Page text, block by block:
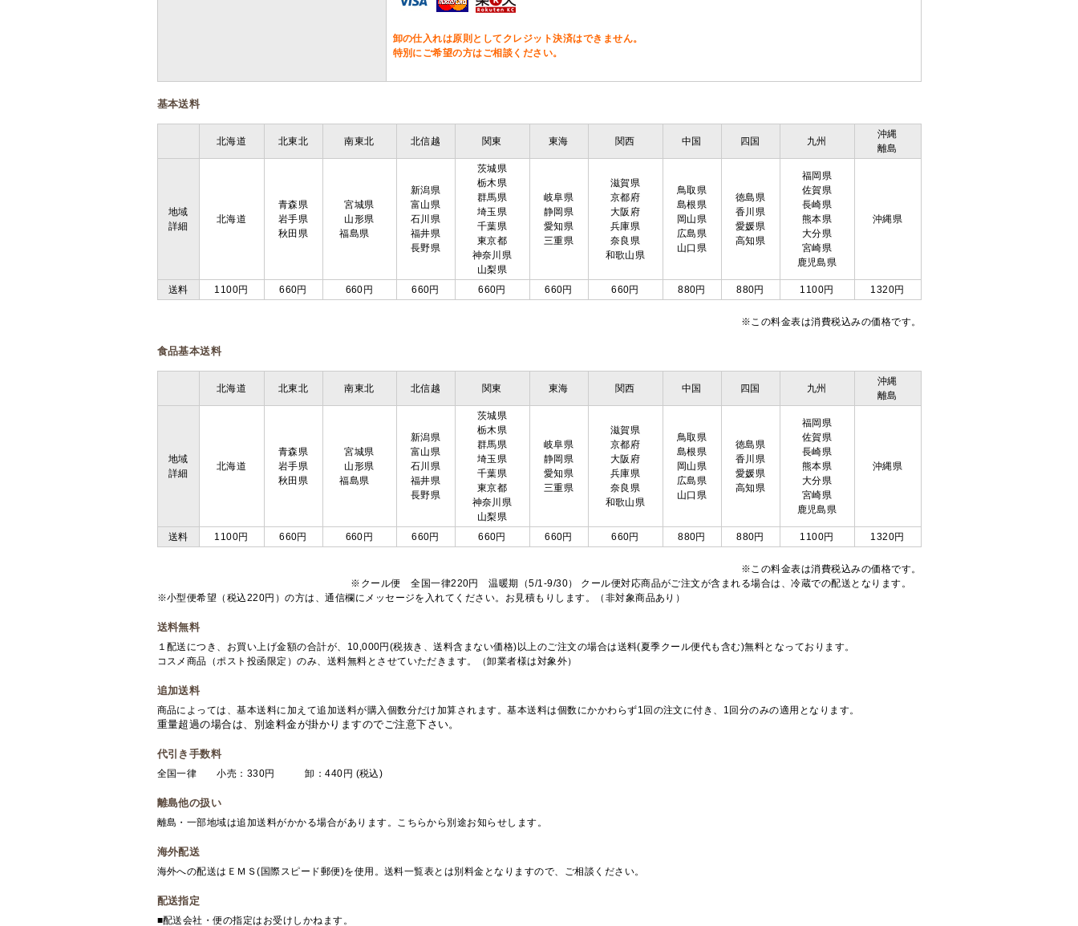
卸の仕入れは原則としてクレジット決済はできません。
特別にご希望の方はご相談ください。
基本送料
北海道 北東北 南東北 北信越 関東 東海 関西 中国 四国 九州
沖縄
離島
地域
詳細
北海道
青森県
岩手県
秋田県
宮城県
山形県
福島県
新潟県
富山県
石川県
福井県
長野県
茨城県
栃木県
群馬県
埼玉県
千葉県
東京都
神奈川県
山梨県
岐阜県
静岡県
愛知県
三重県
滋賀県
京都府
大阪府
兵庫県
奈良県
和歌山県
鳥取県
島根県
岡山県
広島県
山口県
徳島県
香川県
愛媛県
高知県
福岡県
佐賀県
長崎県
熊本県
大分県
宮崎県
鹿児島県
沖縄県
送料 1100円 660円 660円 660円 660円 660円 660円 880円 880円 1100円 1320円
※この料金表は消費税込みの価格です。
食品基本送料
北海道 北東北 南東北 北信越 関東 東海 関西 中国 四国 九州
沖縄
離島
地域
詳細
北海道
青森県
岩手県
秋田県
宮城県
山形県
福島県
新潟県
富山県
石川県
福井県
長野県
茨城県
栃木県
群馬県
埼玉県
千葉県
東京都
神奈川県
山梨県
岐阜県
静岡県
愛知県
三重県
滋賀県
京都府
大阪府
兵庫県
奈良県
和歌山県
鳥取県
島根県
岡山県
広島県
山口県
徳島県
香川県
愛媛県
高知県
福岡県
佐賀県
長崎県
熊本県
大分県
宮崎県
鹿児島県
沖縄県
送料 1100円 660円 660円 660円 660円 660円 660円 880円 880円 1100円 1320円
※この料金表は消費税込みの価格です。
※クール便 全国一律220円 温暖期（5/1-9/30） クール便対応商品がご注文が含まれる場合は、冷蔵での配送となります。
※小型便希望（税込220円）の方は、通信欄にメッセージを入れてください。お見積もりします。（非対象商品あり）
送料無料
１配送につき、お買い上げ金額の合計が、10,000円(税抜き、送料含まない価格)以上のご注文の場合は送料(夏季クール便代も含む)無料となっております。
コスメ商品（ポスト投函限定）のみ、送料無料とさせていただきます。（卸業者様は対象外）
追加送料
商品によっては、基本送料に加えて追加送料が購入個数分だけ加算されます。基本送料は個数にかかわらず1回の注文に付き、1回分のみの適用となります。
重量超過の場合は、別途料金が掛かりますのでご注意下さい。
代引き手数料
全国一律 小売：330円 卸：440円 (税込)
離島他の扱い
離島・一部地域は追加送料がかかる場合があります。こちらから別途お知らせします。
海外配送
海外への配送はＥＭＳ(国際スピード郵便)を使用。送料一覧表とは別料金となりますので、ご相談ください。
配送指定
■配送会社・便の指定はお受けしかねます。